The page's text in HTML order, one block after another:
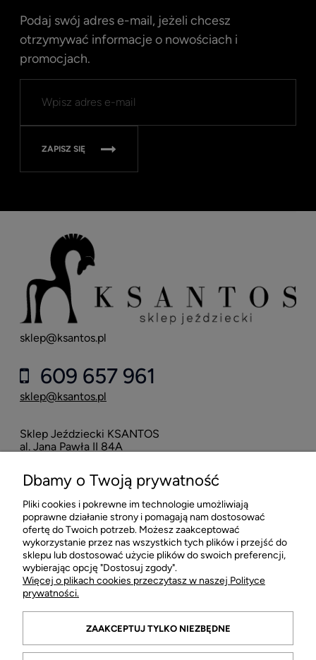
Podaj swój adres e-mail, jeżeli chcesz
otrzymywać informacje o nowościach i
promocjach.
ZAPISZ SIĘ
sklep@ksantos.pl
609 657 961
sklep@ksantos.pl
Sklep Jeździecki KSANTOS
al. Jana Pawła II 84A
POMOC
MOJE KONTO
PŁATNOŚCI I DOSTAWA
INFORMACJE
Dbamy o Twoją prywatność
Pliki cookies i pokrewne im technologie umożliwiają
poprawne działanie strony i pomagają nam dostosować
ofertę do Twoich potrzeb. Możesz zaakceptować
wykorzystanie przez nas wszystkich tych plików i przejść do
sklepu lub dostosować użycie plików do swoich preferencji,
wybierając opcję "Dostosuj zgody".
Więcej o plikach cookies przeczytasz w naszej Polityce
prywatności.
ZAAKCEPTUJ TYLKO NIEZBĘDNE